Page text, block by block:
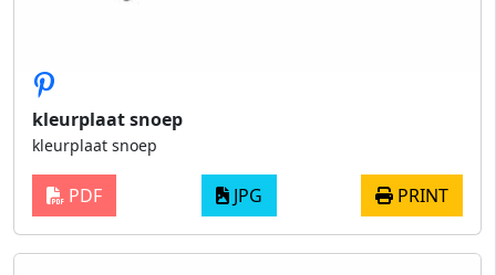
kleurplaat snoep
kleurplaat snoep
PDF JPG PRINT